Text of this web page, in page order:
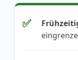
✅